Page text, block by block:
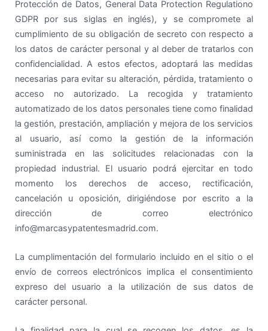
Protección de Datos, General Data Protection Regulationo
GDPR por sus siglas en inglés), y se compromete al
cumplimiento de su obligación de secreto con respecto a
los datos de carácter personal y al deber de tratarlos con
confidencialidad. A estos efectos, adoptará las medidas
necesarias para evitar su alteración, pérdida, tratamiento o
acceso no autorizado. La recogida y tratamiento
automatizado de los datos personales tiene como finalidad
la gestión, prestación, ampliación y mejora de los servicios
al usuario, así como la gestión de la información
suministrada en las solicitudes relacionadas con la
propiedad industrial. El usuario podrá ejercitar en todo
momento los derechos de acceso, rectificación,
cancelación u oposición, dirigiéndose por escrito a la
dirección de correo electrónico
info@marcasypatentesmadrid.com.
La cumplimentación del formulario incluido en el sitio o el
envío de correos electrónicos implica el consentimiento
expreso del usuario a la utilización de sus datos de
carácter personal.